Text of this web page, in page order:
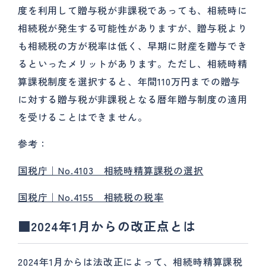
度を利用して贈与税が非課税であっても、相続時に
相続税が発生する可能性がありますが、贈与税より
も相続税の方が税率は低く、早期に財産を贈与でき
るといったメリットがあります。ただし、相続時精
算課税制度を選択すると、年間110万円までの贈与
に対する贈与税が非課税となる暦年贈与制度の適用
を受けることはできません。
参考：
国税庁｜No.4103 相続時精算課税の選択
国税庁｜No.4155 相続税の税率
■2024年1月からの改正点とは
2024年1月からは法改正によって、相続時精算課税